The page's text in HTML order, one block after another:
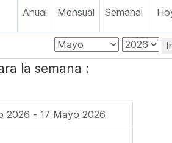
Anual Mensual Semanal
la semana :
2026 - 17 Mayo 2026